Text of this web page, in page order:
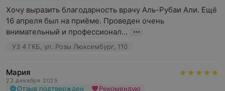
Хочу выразить благодарность врачу Аль-Рубаи Али. Ещё
16 апреля был на приёме. Проведен очень
внимательный и профессионал...
УЗ 4 ГКБ, ул. Розы Люксембург, 110
Мария
23 декабря 2025
Отзыв подтвержден Рекомендую